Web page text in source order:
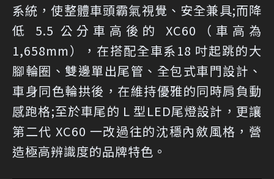
系統，使整體車頭霸氣視覺、安全兼具;而降
低 5.5 公分車高後的 XC60（車高為
1,658mm），在搭配全車系18 吋起跳的大
腳輪圈、雙邊單出尾管、全包式車門設計、
車身同色輪拱後，在維持優雅的同時肩負動
感跑格;至於車尾的 L 型LED尾燈設計，更讓
第二代 XC60 一改過往的沈穩內斂風格，營
造極高辨識度的品牌特色。